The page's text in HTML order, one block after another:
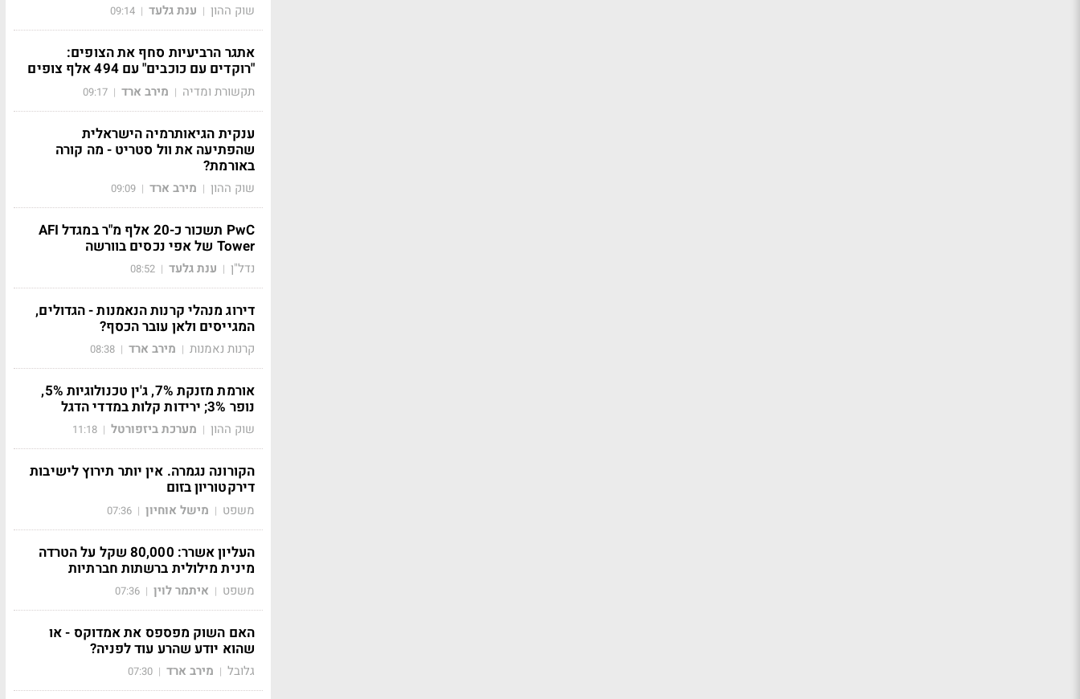
שוק ההון | ענת גלעד |
09:14
אתגר הרביעיות סחף את הצופים:
"רוקדים עם כוכבים" עם 494 אלף צופים
תקשורת ומדיה | מירב ארד |
09:17
ענקית הגיאותרמיה הישראלית
שהפתיעה את וול סטריט - מה קורה
באורמת?
שוק ההון | מירב ארד |
09:09
PwC תשכור כ-20 אלף מ"ר במגדל AFI
Tower של אפי נכסים בוורשה
נדל"ן | ענת גלעד |
08:52
דירוג מנהלי קרנות הנאמנות - הגדולים,
המגייסים ולאן עובר הכסף?
קרנות נאמנות | מירב ארד |
08:38
אורמת מזנקת 7%, ג'ין טכנולוגיות 5%,
נופר 3%; ירידות קלות במדדי הדגל
שוק ההון | מערכת ביזפורטל |
11:18
הקורונה נגמרה. אין יותר תירוץ לישיבות
דירקטוריון בזום
משפט | מישל אוחיון |
07:36
העליון אשרר: 80,000 שקל על הטרדה
מינית מילולית ברשתות חברתיות
משפט | איתמר לוין |
07:36
האם השוק מפספס את אמדוקס - או
שהוא יודע שהרע עוד לפניה?
גלובל | מירב ארד |
07:30